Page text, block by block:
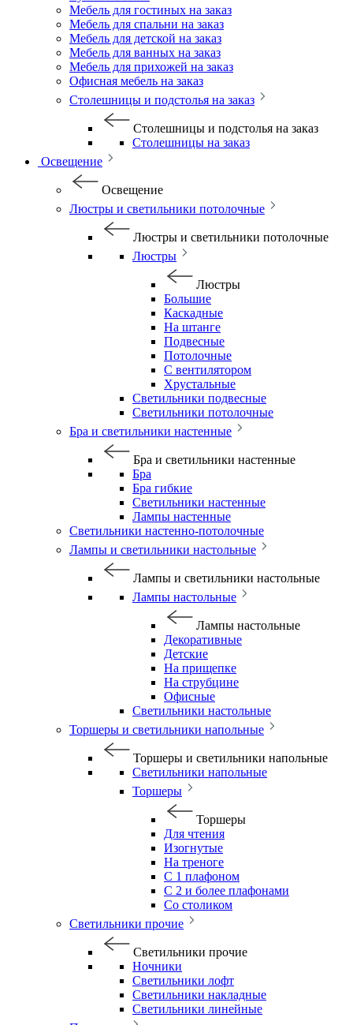
Мебель для гостиных на заказ
Мебель для спальни на заказ
Мебель для детской на заказ
Мебель для ванных на заказ
Мебель для прихожей на заказ
Офисная мебель на заказ
Столешницы и подстолья на заказ
Столешницы и подстолья на заказ
Столешницы на заказ
Освещение
Освещение
Люстры и светильники потолочные
Люстры и светильники потолочные
Люстры
Люстры
Большие
Каскадные
На штанге
Подвесные
Потолочные
С вентилятором
Хрустальные
Светильники подвесные
Светильники потолочные
Бра и светильники настенные
Бра и светильники настенные
Бра
Бра гибкие
Светильники настенные
Лампы настенные
Светильники настенно-потолочные
Лампы и светильники настольные
Лампы и светильники настольные
Лампы настольные
Лампы настольные
Декоративные
Детские
На прищепке
На струбцине
Офисные
Светильники настольные
Торшеры и светильники напольные
Торшеры и светильники напольные
Светильники напольные
Торшеры
Торшеры
Для чтения
Изогнутые
На треноге
С 1 плафоном
С 2 и более плафонами
Со столиком
Светильники прочие
Светильники прочие
Ночники
Светильники лофт
Светильники накладные
Светильники линейные